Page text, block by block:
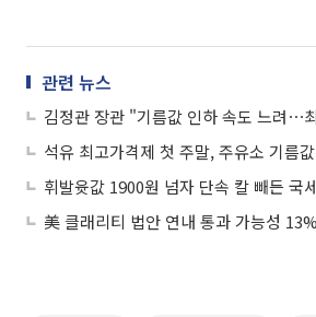
관련 뉴스
석유 최고가격제 첫 주말, 주유소 기름